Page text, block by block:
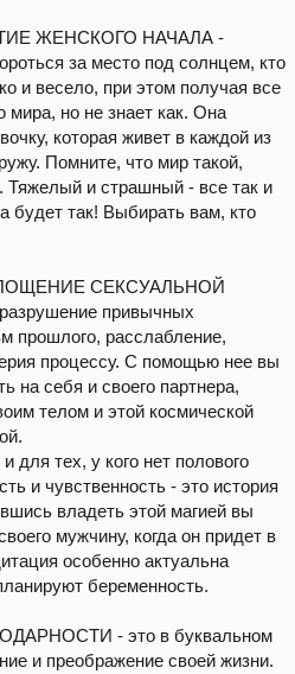
ЖЕНСКОГО НАЧАЛА -
за место под солнцем, кто
и весело, при этом получая все
мира, но не знает как. Она
которая живет в каждой из
Помните, что мир такой,
Тяжелый и страшный - все так и
будет так! Выбирать вам, кто
СЕКСУАЛЬНОЙ
привычных
прошлого, расслабление,
процессу. С помощью нее вы
на себя и своего партнера,
телом и этой космической
для тех, у кого нет полового
и чувственность - это история
владеть этой магией вы
мужчину, когда он придет в
особенно актуальна
беременность.
- это в буквальном
и преображение своей жизни.